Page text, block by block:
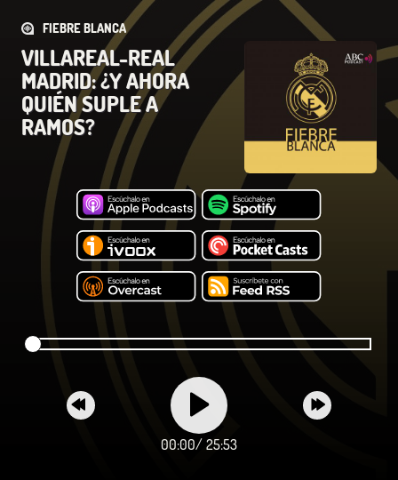
FIEBRE BLANCA
VILLAREAL-REAL
MADRID: ¿Y AHORA
QUIÉN SUPLE A
RAMOS?
00:00/ 25:53